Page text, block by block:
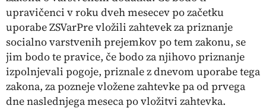
upravičenci v roku dveh mesecev po začetku
uporabe ZSVarPre vložili zahtevek za priznanje
socialno varstvenih prejemkov po tem zakonu, se
jim bodo te pravice, če bodo za njihovo priznanje
izpolnjevali pogoje, priznale z dnevom uporabe tega
zakona, za pozneje vložene zahtevke pa od prvega
dne naslednjega meseca po vložitvi zahtevka.